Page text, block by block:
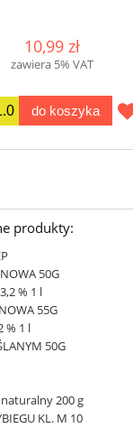
10,99 zł
zawiera 5% VAT
do koszyka
produkty:
50G
% 1 l
55G
% 1 l
50G
200 g
KL. M 10